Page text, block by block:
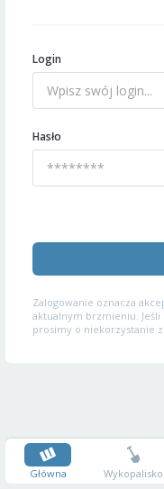
Login
Hasło
Zalogowanie oznacza
aktualnym brzmieniu. Jeśli
prosimy o niekorzystanie
Główna Wykopalisko